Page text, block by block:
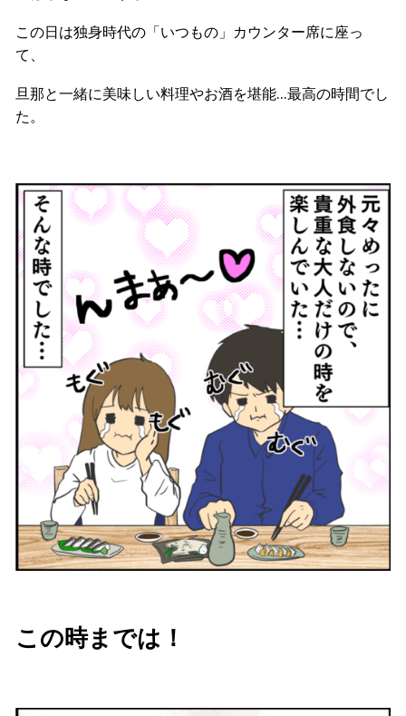
この日は独身時代の「いつもの」カウンター席に座っ
て、
旦那と一緒に美味しい料理やお酒を堪能…最高の時間でし
た。
この時までは！